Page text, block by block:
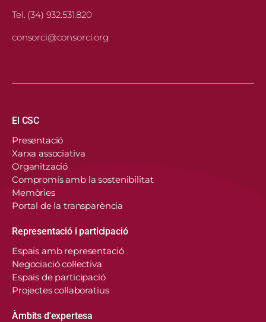
Tel. (34) 932.531.820
consorci@consorci.org
Navegació principal
El CSC
Presentació
Xarxa associativa
Organització
Compromís amb la sostenibilitat
Memòries
Portal de la transparència
Representació i participació
Espais amb representació
Negociació col·lectiva
Espais de participació
Projectes col·laboratius
Àmbits d'expertesa